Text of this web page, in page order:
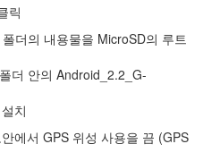
릭
더의 내용물을 MicroSD의 루트
더 안의 Android_2.2_G-
치
에서 GPS 위성 사용을 끔 (GPS